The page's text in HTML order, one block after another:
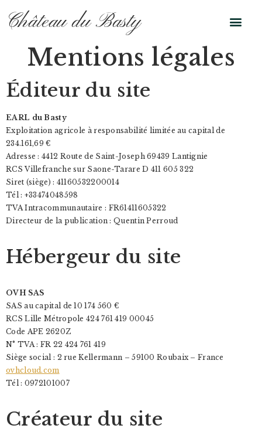
Château du Basty
Mentions légales
Éditeur du site
EARL du Basty
Exploitation agricole à responsabilité limitée au capital de
234.161,69 €
Adresse : 4412 Route de Saint-Joseph 69439 Lantignie
RCS Villefranche sur Saone-Tarare D 411 605 322
Siret (siège) : 41160532200014
Tél : +33474048598
TVA Intracommunautaire : FR61411605322
Directeur de la publication : Quentin Perroud
Hébergeur du site
OVH SAS
SAS au capital de 10 174 560 €
RCS Lille Métropole 424 761 419 00045
Code APE 2620Z
N° TVA : FR 22 424 761 419
Siège social : 2 rue Kellermann – 59100 Roubaix – France
ovhcloud.com
Tél : 0972101007
Créateur du site